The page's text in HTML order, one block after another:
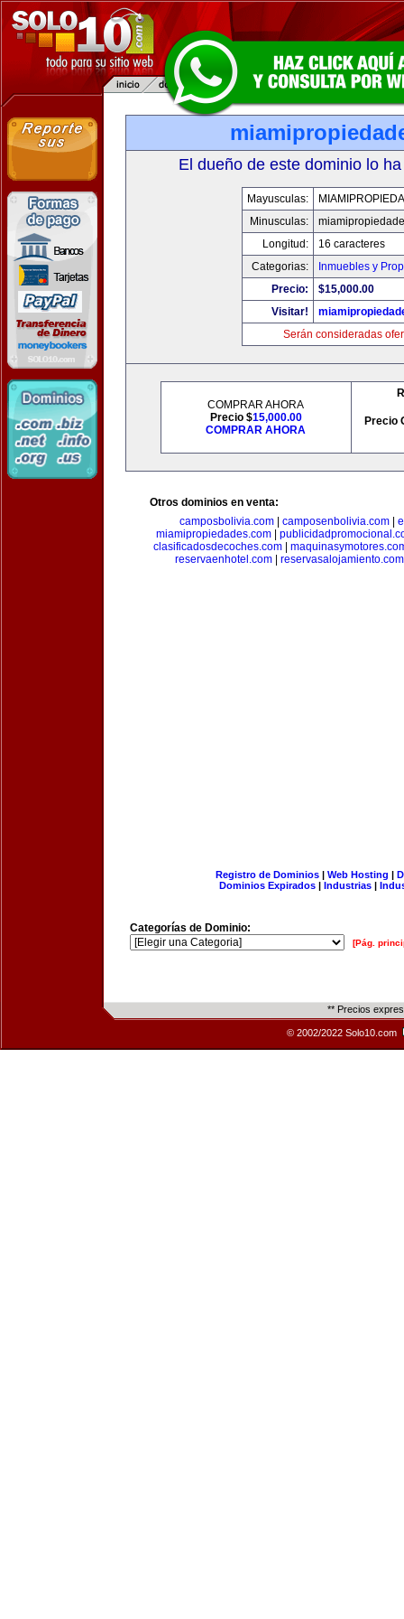
El dueño de este dominio lo
Mayusculas:
Minusculas:
Longitud:
16 caracteres
Categorias:
Inmuebles y
Precio:
$15,000.00
Visitar!
Serán consideradas
COMPRAR AHORA
Precio $15,000.00
COMPRAR AHORA
Precio
Otros dominios en venta:
camposbolivia.com| camposenbolivia.com|
miamipropiedades.com
clasificadosdecoches.com
reservaenhotel.com| reservasalojamiento.com
Registro de Dominios| Web Hosting |
Dominios Expirados | Industrias |
Categorías de Dominio:
[Pág.
** Precios
© 2002/2022 Solo10.com